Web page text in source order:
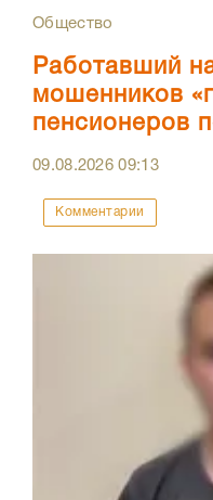
Общество
Работавший
мошенников
пенсионеров
09.08.202609:13
Комментарии